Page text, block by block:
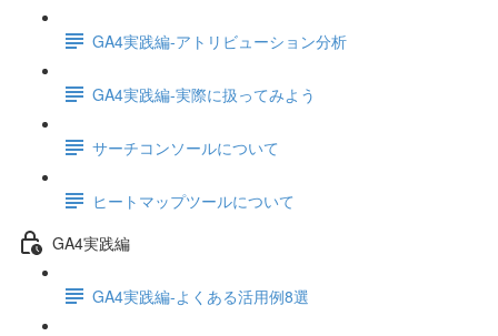
GA4実践編-アトリビューション分析
GA4実践編-実際に扱ってみよう
サーチコンソールについて
ヒートマップツールについて
GA4実践編
GA4実践編-よくある活用例8選